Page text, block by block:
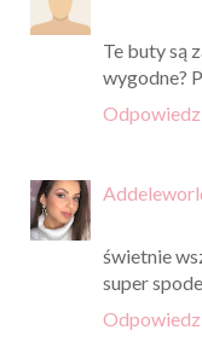
Te buty są
wygodne?
Odpowiedz
świetnie
super
Odpowiedz